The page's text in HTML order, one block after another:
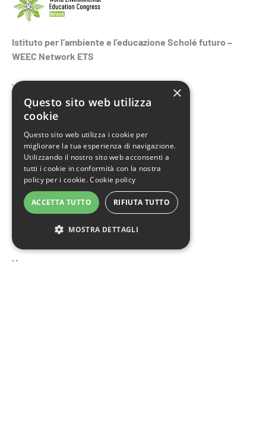
Istituto per l’ambiente e l’educazione Scholé futuro –
WEEC Network ETS
Via del Carmine 15 -10122 Torino
C.F. 02793420015
Contatti
info@educazionesostenibile.it
Tel: 011 4366522
Home
×
Questo sito web utilizza
cookie
Questo sito web utilizza i cookie per
migliorare la tua esperienza di navigazione.
Utilizzando il nostro sito web acconsenti a
tutti i cookie in conformità con la nostra
policy per i cookie.Cookie policy
ACCETTA TUTTO RIFIUTA TUTTO
MOSTRA DETTAGLI